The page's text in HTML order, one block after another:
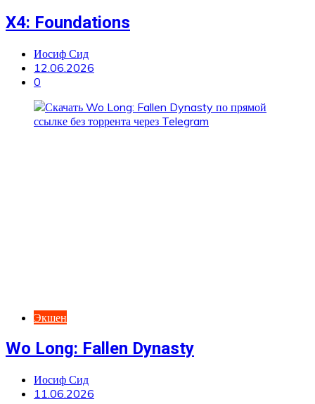
X4: Foundations
Иосиф Сид
12.06.2026
0
Экшен
Wo Long: Fallen Dynasty
Иосиф Сид
11.06.2026